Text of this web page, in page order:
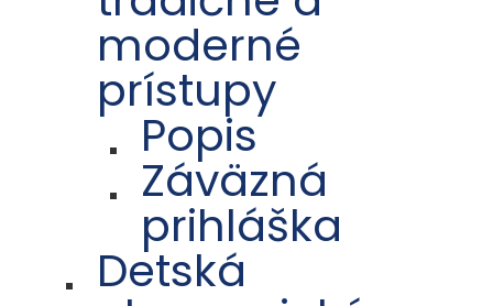
moderné
prístupy
Popis
Záväzná
prihláška
Detská